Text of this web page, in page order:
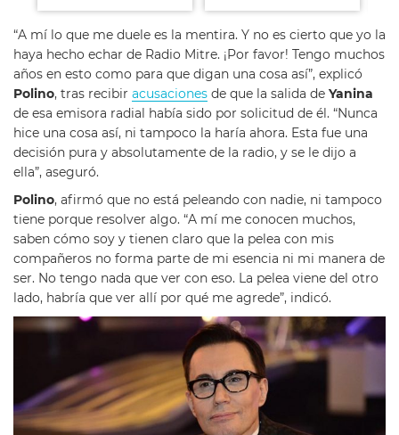
“A mí lo que me duele es la mentira. Y no es cierto que yo la
haya hecho echar de Radio Mitre. ¡Por favor! Tengo muchos
años en esto como para que digan una cosa así”, explicó
Polino, tras recibir acusaciones de que la salida de Yanina
de esa emisora radial había sido por solicitud de él. “Nunca
hice una cosa así, ni tampoco la haría ahora. Esta fue una
decisión pura y absolutamente de la radio, y se le dijo a
ella”, aseguró.
Polino, afirmó que no está peleando con nadie, ni tampoco
tiene porque resolver algo. “A mí me conocen muchos,
saben cómo soy y tienen claro que la pelea con mis
compañeros no forma parte de mi esencia ni mi manera de
ser. No tengo nada que ver con eso. La pelea viene del otro
lado, habría que ver allí por qué me agrede”, indicó.